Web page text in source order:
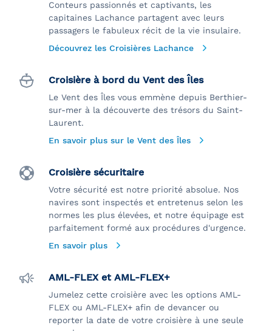
Conteurs passionnés et captivants, les
capitaines Lachance partagent avec leurs
passagers le fabuleux récit de la vie insulaire.
Découvrez les Croisières Lachance
Croisière à bord du Vent des Îles
Le Vent des Îles vous emmène depuis Berthier-
sur-mer à la découverte des trésors du Saint-
Laurent.
En savoir plus sur le Vent des Îles
Croisière sécuritaire
Votre sécurité est notre priorité absolue. Nos
navires sont inspectés et entretenus selon les
normes les plus élevées, et notre équipage est
parfaitement formé aux procédures d'urgence.
En savoir plus
AML-FLEX et AML-FLEX+
Jumelez cette croisière avec les options AML-
FLEX ou AML-FLEX+ afin de devancer ou
reporter la date de votre croisière à une seule